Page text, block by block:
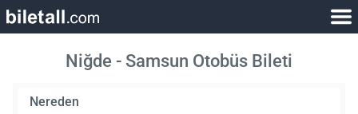
Niğde - Samsun Otobüs Bileti
Nereden